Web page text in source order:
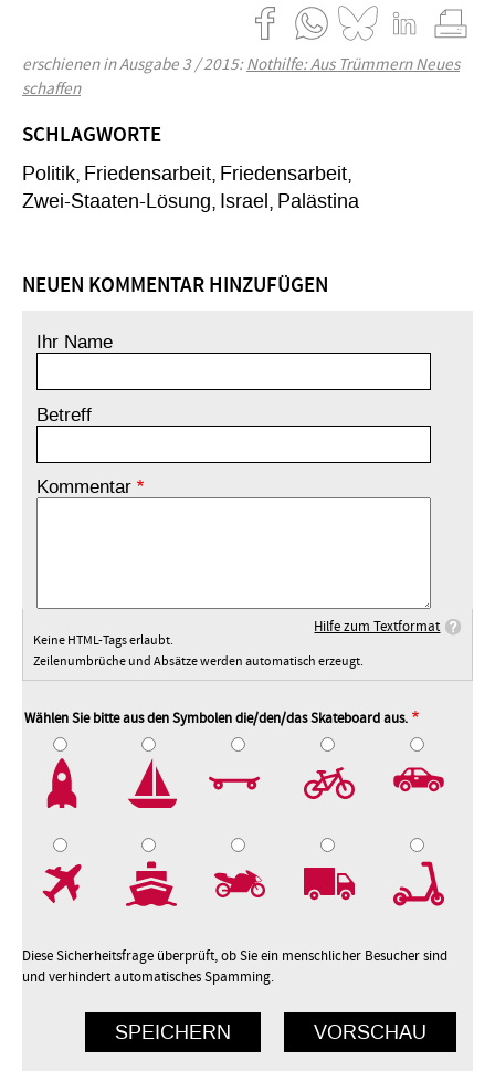
erschienen in Ausgabe 3 / 2015:Nothilfe: Aus Trümmern Neues
schaffen
SCHLAGWORTE
Politik Friedensarbeit Friedensarbeit
Zwei-Staaten-Lösung Israel Palästina
NEUEN KOMMENTAR HINZUFÜGEN
Ihr Name
Betreff
Kommentar
Hilfe zum Textformat
Keine HTML-Tags erlaubt.
Zeilenumbrüche und Absätze werden automatisch erzeugt.
Wählen Sie bitte aus den Symbolen die/den/das Skateboard aus.
Diese Sicherheitsfrage überprüft, ob Sie ein menschlicher Besucher sind
und verhindert automatisches Spamming.